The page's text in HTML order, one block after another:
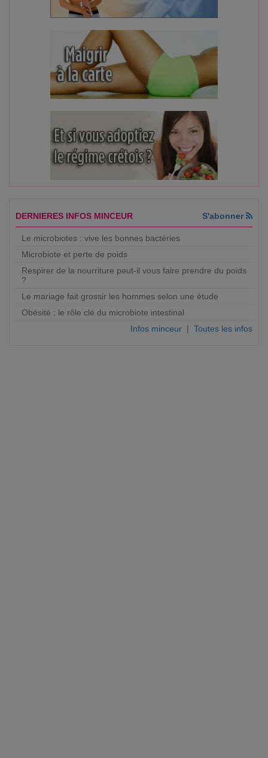
DERNIERES INFOS MINCEUR S'abonner
Le microbiotes : vive les bonnes bactéries
Microbiote et perte de poids
Respirer de la nourriture peut-il vous faire prendre du poids
?
Le mariage fait grossir les hommes selon une étude
Obésité : le rôle clé du microbiote intestinal
Infos minceur | Toutes les infos